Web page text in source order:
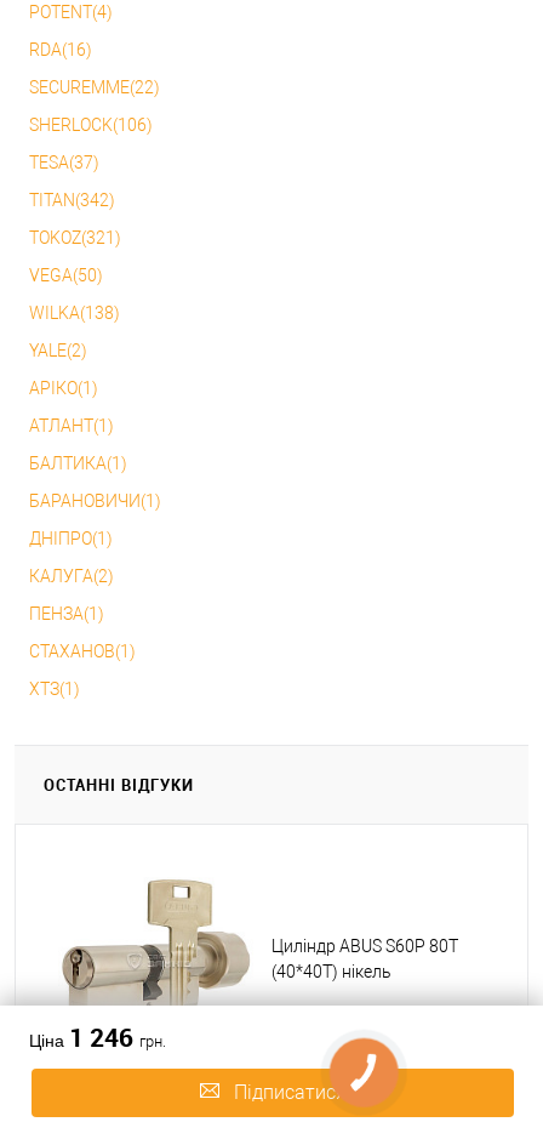
Ціна 1 246 грн.
Підписатися
POTENT(4)
RDA(16)
SECUREMME(22)
SHERLOCK(106)
TESA(37)
TITAN(342)
TOKOZ(321)
VEGA(50)
WILKA(138)
YALE(2)
АРІКО(1)
АТЛАНТ(1)
БАЛТИКА(1)
БАРАНОВИЧИ(1)
ДНІПРО(1)
КАЛУГА(2)
ПЕНЗА(1)
СТАХАНОВ(1)
ХТЗ(1)
ОСТАННІ ВІДГУКИ
Циліндр ABUS S60P 80T
(40*40T) нікель
Геннадій